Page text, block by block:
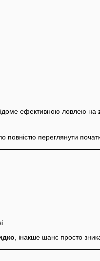
ефективною ловлею на
повністю переглянути
, інакше шанс просто